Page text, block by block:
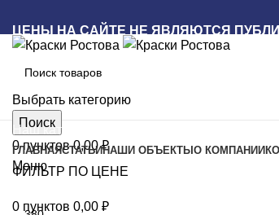
ЦЕНЫ НА САЙТЕ НЕ ЯВЛЯЮТСЯ
Выбрать категорию
Поиск
0пунктов 0,00₽
Меню
0 пунктов 0,00 ₽
Наш каталог
ГЛАВНАЯСТАТЬИНАШИ ОБЪЕКТЫ О КОМПАНИИ
ФИЛЬТР ПО ЦЕНЕ
Минимальная